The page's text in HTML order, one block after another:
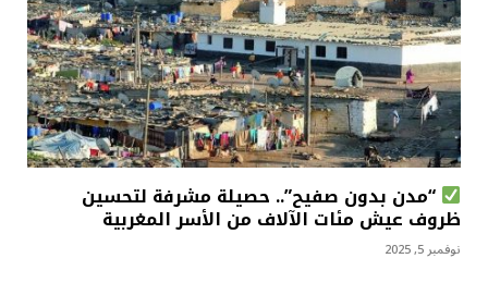
“مدن بدون صفيح”.. حصيلة مشرفة لتحسين
ظروف عيش مئات الآلاف من الأسر المغربية
نوفمبر 5, 2025